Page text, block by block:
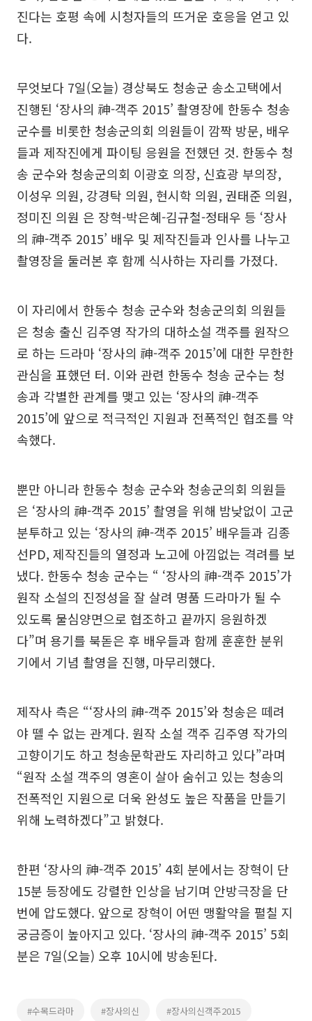
진다는 호평 속에 시청자들의 뜨거운 호응을 얻고 있
다.
무엇보다 7일(오늘) 경상북도 청송군 송소고택에서
진행된 ‘장사의 神-객주 2015’ 촬영장에 한동수 청송
군수를 비롯한 청송군의회 의원들이 깜짝 방문, 배우
들과 제작진에게 파이팅 응원을 전했던 것. 한동수 청
송 군수와 청송군의회 이광호 의장, 신효광 부의장,
이성우 의원, 강경탁 의원, 현시학 의원, 권태준 의원,
정미진 의원 은 장혁-박은혜-김규철-정태우 등 ‘장사
의 神-객주 2015’ 배우 및 제작진들과 인사를 나누고
촬영장을 둘러본 후 함께 식사하는 자리를 가졌다.
이 자리에서 한동수 청송 군수와 청송군의회 의원들
은 청송 출신 김주영 작가의 대하소설 객주를 원작으
로 하는 드라마 ‘장사의 神-객주 2015’에 대한 무한한
관심을 표했던 터. 이와 관련 한동수 청송 군수는 청
송과 각별한 관계를 맺고 있는 ‘장사의 神-객주
2015’에 앞으로 적극적인 지원과 전폭적인 협조를 약
속했다.
뿐만 아니라 한동수 청송 군수와 청송군의회 의원들
은 ‘장사의 神-객주 2015’ 촬영을 위해 밤낮없이 고군
분투하고 있는 ‘장사의 神-객주 2015’ 배우들과 김종
선PD, 제작진들의 열정과 노고에 아낌없는 격려를 보
냈다. 한동수 청송 군수는 “ ‘장사의 神-객주 2015’가
원작 소설의 진정성을 잘 살려 명품 드라마가 될 수
있도록 물심양면으로 협조하고 끝까지 응원하겠
다”며 용기를 북돋은 후 배우들과 함께 훈훈한 분위
기에서 기념 촬영을 진행, 마무리했다.
제작사 측은 “‘장사의 神-객주 2015’와 청송은 떼려
야 뗄 수 없는 관계다. 원작 소설 객주 김주영 작가의
고향이기도 하고 청송문학관도 자리하고 있다”라며
“원작 소설 객주의 영혼이 살아 숨쉬고 있는 청송의
전폭적인 지원으로 더욱 완성도 높은 작품을 만들기
위해 노력하겠다”고 밝혔다.
한편 ‘장사의 神-객주 2015’ 4회 분에서는 장혁이 단
15분 등장에도 강렬한 인상을 남기며 안방극장을 단
번에 압도했다. 앞으로 장혁이 어떤 맹활약을 펼칠 지
궁금증이 높아지고 있다. ‘장사의 神-객주 2015’ 5회
분은 7일(오늘) 오후 10시에 방송된다.
#수목드라마 #장사의신 #장사의신객주2015